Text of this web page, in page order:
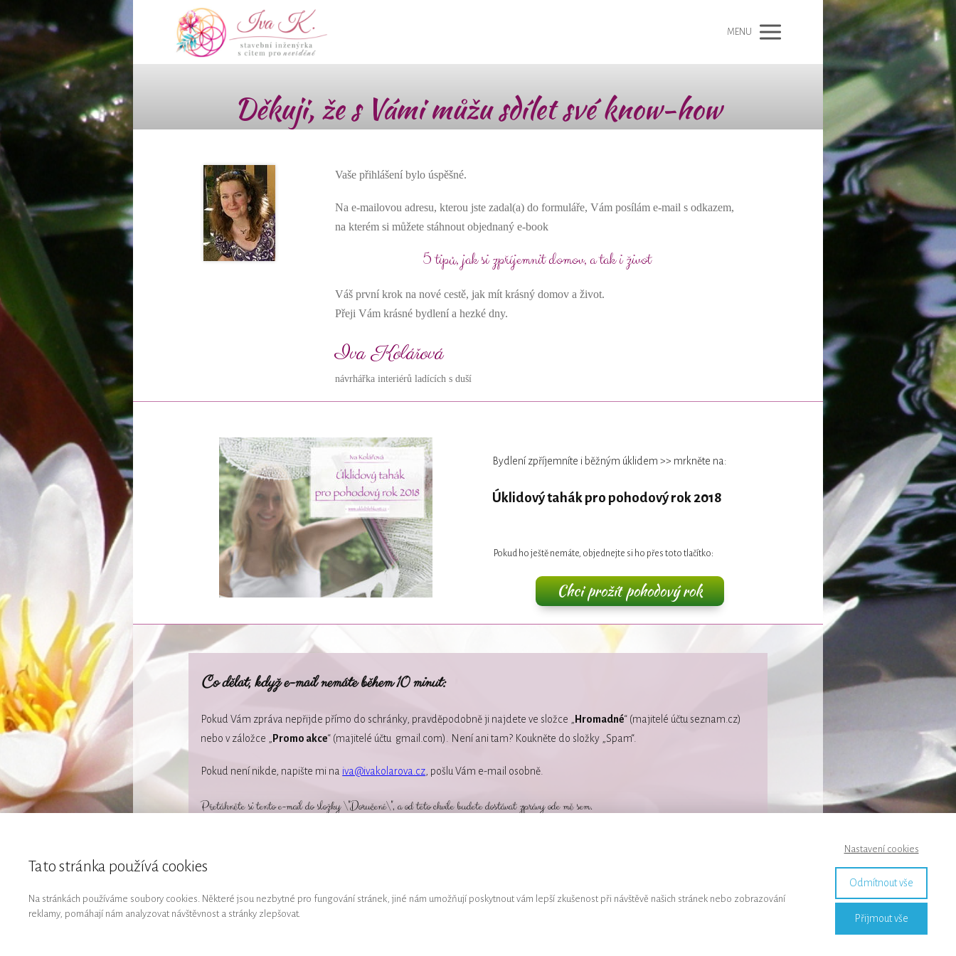
MENU
Děkuji, že s Vámi můžu sdílet své know-how
Vaše přihlášení bylo úspěšné.
Na e-mailovou adresu, kterou jste zadal(a) do formuláře, Vám posílám e-mail s odkazem,
na kterém si můžete stáhnout objednaný e-book
5 tipů, jak si zpříjemnit domov, a tak i život
Váš první krok na nové cestě, jak mít krásný domov a život.
Přeji Vám krásné bydlení a hezké dny.
Iva Kolářová
návrhářka interiérů ladících s duší
Bydlení zpříjemníte i běžným úklidem >> mrkněte na:
Úklidový tahák pro pohodový rok 2018
Pokud ho ještě nemáte, objednejte si ho přes toto tlačítko:
Chci prožít pohodový rok
Co dělat, když e-mail nemáte během 10 minut:
Pokud Vám zpráva nepřijde přímo do schránky, pravděpodobně ji najdete ve složce „ Hromadné“ (majitelé účtu seznam.cz)
nebo v záložce „ Promo akce“ (majitelé účtu gmail.com). Není ani tam? Koukněte do složky „Spam“.
Pokud není nikde, napište mi na iva@ivakolarova.cz , pošlu Vám e-mail osobně.
Přetáhněte si tento e-mail do složky \"Doručené\", a od této chvíle budete dostávat zprávy ode mě sem.
Konzultace Všechna práva vyhrazena Ochrana osobních údajů Obchodní podmínky Kontakt
Tato stránka používá cookies
Na stránkách používáme soubory cookies. Některé jsou nezbytné pro fungování stránek, jiné nám umožňují poskytnout vám lepší zkušenost při návštěvě našich stránek nebo zobrazování
reklamy, pomáhají nám analyzovat návštěvnost a stránky zlepšovat.
Nastavení cookies
Odmítnout vše
Přijmout vše